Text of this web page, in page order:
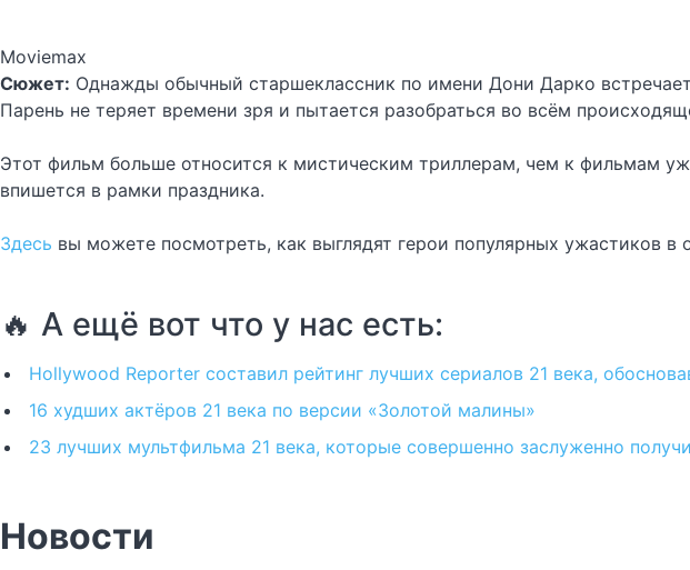
Moviemax
Сюжет: Однажды обычный старшеклассник по имени Дони Дарко
Парень не теряет времени зря и пытается разобраться во всём
Этот фильм больше относится к мистическим триллерам, чем к фильмам
впишется в рамки праздника.
Здесь вы можете посмотреть, как выглядят герои популярных ужастиков в
🔥 А ещё вот что у нас есть:
Hollywood Reporter составил рейтинг лучших сериалов 21 века,
16 худших актёров 21 века по версии «Золотой малины»
23 лучших мультфильма 21 века, которые совершенно заслуженно
Новости